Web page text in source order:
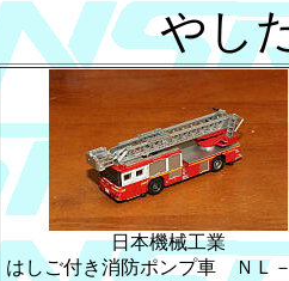
やし
日本機械工業
はしご付き消防ポンプ車 ＮＬ